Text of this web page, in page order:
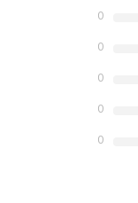
0
0
0
0
0